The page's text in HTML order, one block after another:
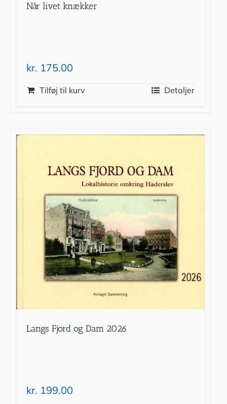
Når livet knækker
kr. 175.00
Tilføj til kurv Detaljer
Langs Fjord og Dam 2026
kr. 199.00